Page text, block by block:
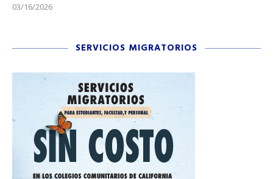
03/16/2026
SERVICIOS MIGRATORIOS